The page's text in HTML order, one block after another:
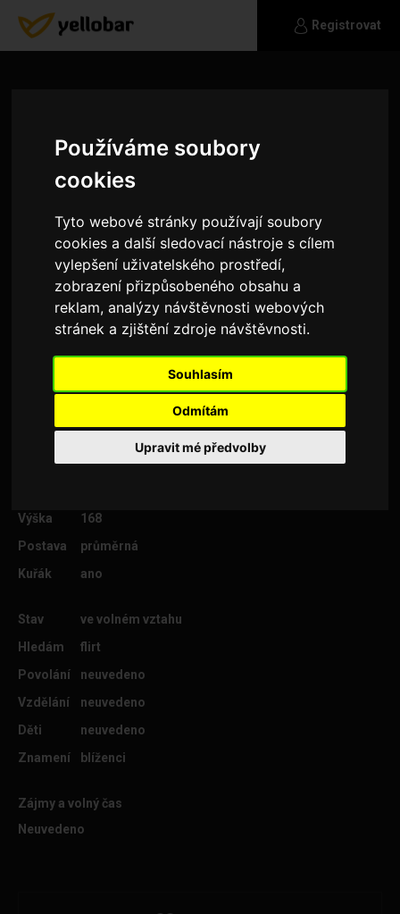
Používáme soubory
cookies
Tyto webové stránky používají soubory
cookies a další sledovací nástroje s cílem
vylepšení uživatelského prostředí,
zobrazení přizpůsobeného obsahu a
reklam, analýzy návštěvnosti webových
stránek a zjištění zdroje návštěvnosti.
Souhlasím
Odmítám
Upravit mé předvolby
Registrovat
4861170677
48
Výška
168
Postava
průměrná
Kuřák
ano
Stav
ve volném vztahu
Hledám
flirt
Povolání
neuvedeno
Vzdělání
neuvedeno
Děti
neuvedeno
Znamení
blíženci
Zájmy a volný čas
Neuvedeno